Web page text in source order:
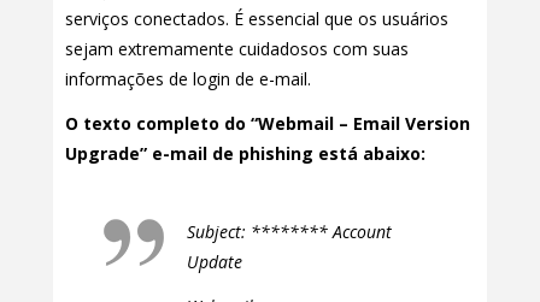
serviços conectados. É essencial que os usuários
sejam extremamente cuidadosos com suas
informações de login de e-mail.
O texto completo do “Webmail – Email Version
Upgrade” e-mail de phishing está abaixo:
Subject: ******** Account
Update